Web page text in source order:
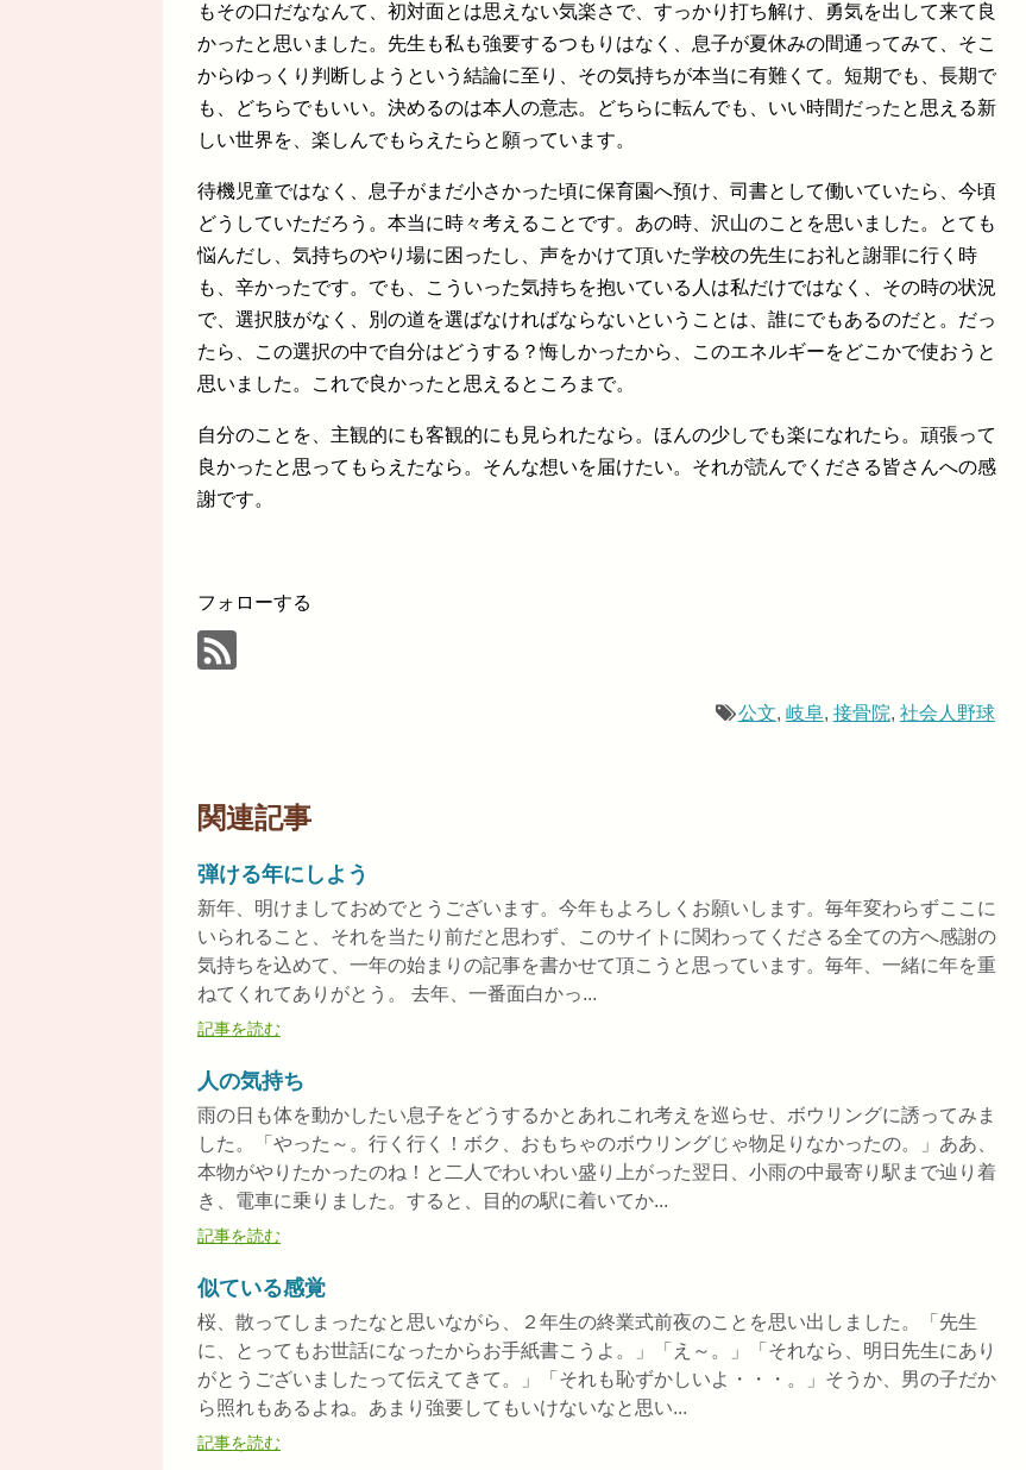
もその口だななんて、初対面とは思えない気楽さで、すっかり打ち解け、勇気を出して来て良
かったと思いました。先生も私も強要するつもりはなく、息子が夏休みの間通ってみて、そこ
からゆっくり判断しようという結論に至り、その気持ちが本当に有難くて。短期でも、長期で
も、どちらでもいい。決めるのは本人の意志。どちらに転んでも、いい時間だったと思える新
しい世界を、楽しんでもらえたらと願っています。
待機児童ではなく、息子がまだ小さかった頃に保育園へ預け、司書として働いていたら、今頃
どうしていただろう。本当に時々考えることです。あの時、沢山のことを思いました。とても
悩んだし、気持ちのやり場に困ったし、声をかけて頂いた学校の先生にお礼と謝罪に行く時
も、辛かったです。でも、こういった気持ちを抱いている人は私だけではなく、その時の状況
で、選択肢がなく、別の道を選ばなければならないということは、誰にでもあるのだと。だっ
たら、この選択の中で自分はどうする？悔しかったから、このエネルギーをどこかで使おうと
思いました。これで良かったと思えるところまで。
自分のことを、主観的にも客観的にも見られたなら。ほんの少しでも楽になれたら。頑張って
良かったと思ってもらえたなら。そんな想いを届けたい。それが読んでくださる皆さんへの感
謝です。
フォローする
公文, 岐阜, 接骨院, 社会人野球
関連記事
弾ける年にしよう
新年、明けましておめでとうございます。今年もよろしくお願いします。毎年変わらずここに
いられること、それを当たり前だと思わず、このサイトに関わってくださる全ての方へ感謝の
気持ちを込めて、一年の始まりの記事を書かせて頂こうと思っています。毎年、一緒に年を重
ねてくれてありがとう。 去年、一番面白かっ...
記事を読む
人の気持ち
雨の日も体を動かしたい息子をどうするかとあれこれ考えを巡らせ、ボウリングに誘ってみま
した。「やった～。行く行く！ボク、おもちゃのボウリングじゃ物足りなかったの。」ああ、
本物がやりたかったのね！と二人でわいわい盛り上がった翌日、小雨の中最寄り駅まで辿り着
き、電車に乗りました。すると、目的の駅に着いてか...
記事を読む
似ている感覚
桜、散ってしまったなと思いながら、２年生の終業式前夜のことを思い出しました。「先生
に、とってもお世話になったからお手紙書こうよ。」「え～。」「それなら、明日先生にあり
がとうございましたって伝えてきて。」「それも恥ずかしいよ・・・。」そうか、男の子だか
ら照れもあるよね。あまり強要してもいけないなと思い...
記事を読む